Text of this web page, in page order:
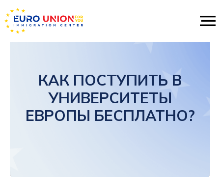
КАК ПОСТУПИТЬ В
УНИВЕРСИТЕТЫ
ЕВРОПЫ БЕСПЛАТНО?